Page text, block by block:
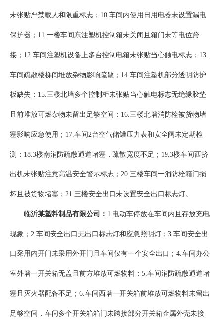
未张贴严禁载人和限重标志；10.车间内使用日用电器未设置漏电
保护器；11.一楼车间东注塑机控制箱未关闭且箱门未等电位跨
接；12.车间注塑机设备上多台控制电箱未张贴当心触电标志；13.
车间疏散楼梯间堆放杂物影响疏散；14.车间注塑机部分透明防护
板缺失；15.三楼北墙多个控制柜未张贴当心触电标志无绝缘胶垫
且前堆放可燃杂物未留出足够空间；16.三楼北墙消防栓被货物堵
塞影响应急使用；17.车间2台空气储罐压力表和安全阀未定期检
测；18.3楼南消防疏散通道堵塞，疏散宽度不足；19.3楼车间西挤
出机未张贴注意高温安全警示标志；20.三楼车间一消防栓箱门损
坏且被货物堵塞；21.三楼安全出口未设置安全出口标志灯。
临沂某塑料制品有限公司： 1.电动车停放在车间内且存放充电
现象；2.车间安全出口无出口标志灯和应急照明灯；3.车间安全出
口采用内开门未采用外开门且车间仅有一个安全出口；4.车间办公
室外墙一开关箱无盖且前方堆放可燃物料；5.车间消防疏散通道堵
塞且灭火器配备不足；6.车间西墙一开关箱前堆放可燃物料未留出
足够空间，车间多个开关箱箱门未跨接部分开关箱金属外壳未接